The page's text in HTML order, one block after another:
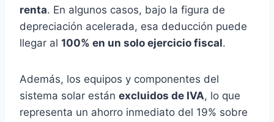
renta. En algunos casos, bajo la figura de
depreciación acelerada, esa deducción puede
llegar al 100% en un solo ejercicio fiscal.
Además, los equipos y componentes del
sistema solar están excluidos de IVA, lo que
representa un ahorro inmediato del 19% sobre